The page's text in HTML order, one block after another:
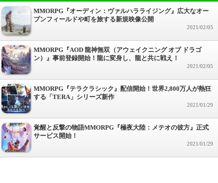
MMORPG『オーディン：ヴァルハラライジング』広大なオー
プンフィールドや町を旅する新規映像公開
2021/02/05
MMORPG『AOD 龍神無双（アウェイクニング オブ ドラゴ
ン）』事前登録開始！龍に変身し、龍と共に戦え！
2021/02/05
MMORPG『テラクラシック』配信開始！世界2,800万人が熱狂
する「TERA」シリーズ新作
2021/01/29
覚醒と反撃の物語MMORPG『極夜大陸：メテオの彼方』正式
サービス開始！
2021/01/29